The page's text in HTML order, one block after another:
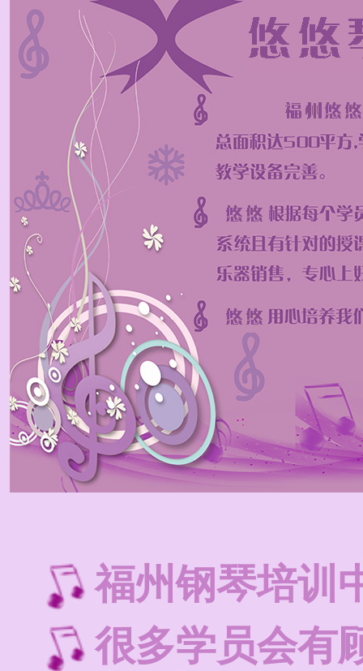
福州钢琴培训
很多学员会有